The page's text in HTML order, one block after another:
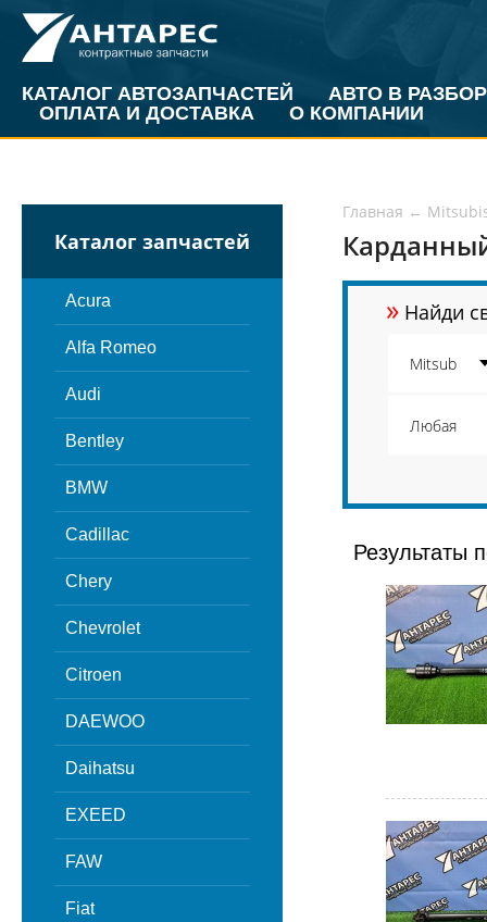
КАТАЛОГ АВТОЗАПЧАСТЕЙ
АВТО В РАЗБОР
ОПЛАТА И ДОСТАВКА
О КОМПАНИИ
Каталог запчастей
Acura
Alfa Romeo
Audi
Bentley
BMW
Cadillac
Chery
Chevrolet
Citroen
DAEWOO
Daihatsu
EXEED
FAW
Fiat
Главная ←
» Найди
Результаты